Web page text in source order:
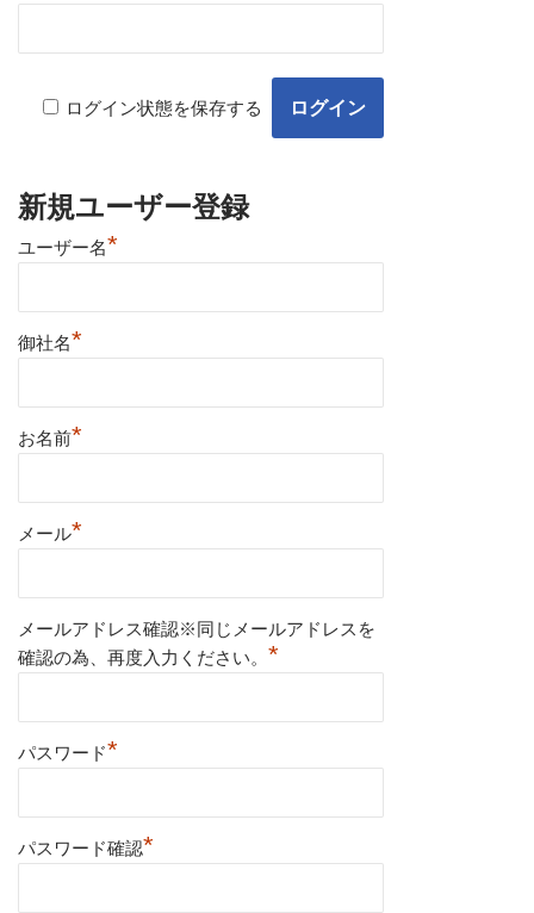
ログイン状態を保存する
新規ユーザー登録
ユーザー名*
御社名*
お名前*
メール*
メールアドレス確認※同じメールアドレスを
確認の為、再度入力ください。 *
パスワード*
パスワード確認*